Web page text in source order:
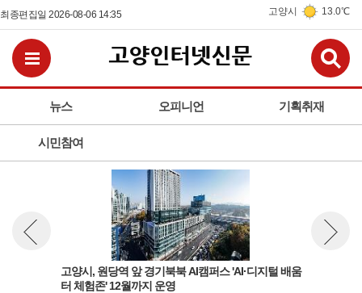
최종편집일 2026-08-06 14:35 고양시 13.0℃
뉴스 오피니언 기획취재
시민참여
전체메뉴보기
고양시, 원당역 앞 경기북북 AI캠퍼스 'AI·디지털 배움
터 체험존' 12월까지 운영
뉴스 이전보기